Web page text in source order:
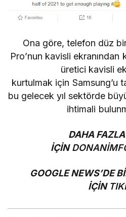
Ona göre, telefon düz
Pro’nun kavisli
üretici kavisli
kurtulmak için Samsung’u
bu gelecek yıl sektörde
ihtimali
DAHA
İÇİN
GOOGLE NEWS’DE
İÇİN